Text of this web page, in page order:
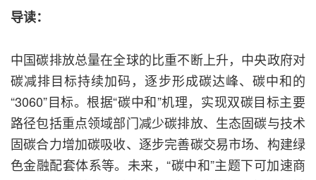
导读：
中国碳排放总量在全球的比重不断上升，中央政府对
碳减排目标持续加码，逐步形成碳达峰、碳中和的
“3060”目标。根据“碳中和”机理，实现双碳目标主要
路径包括重点领域部门减少碳排放、生态固碳与技术
固碳合力增加碳吸收、逐步完善碳交易市场、构建绿
色金融配套体系等。未来，“碳中和”主题下可加速商